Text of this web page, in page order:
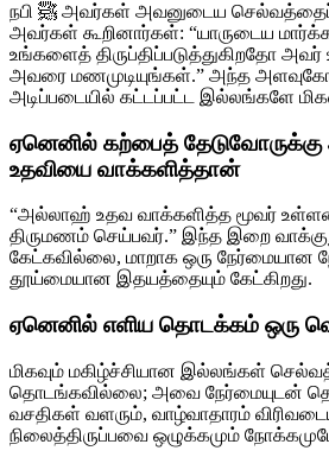
நபி ﷺ அவர்கள் அவனுடைய செல்வத்தைப் பார் என்று கூறவில்லை;
அவர்கள் கூறினார்கள்: “யாருடைய
உங்களைத் திருப்திப்படுத்துகிறதோ
அவரை மணமுடியுங்கள்.” அந்த
அடிப்படையில் கட்டப்பட்ட இல்லங்களே
ஏனெனில் கற்பைத்
உதவியை வாக்களித்தான்
“அல்லாஹ் உதவ வாக்களித்த மூவர்
திருமணம் செய்பவர்.” இந்த இறை
கேட்கவில்லை, மாறாக ஒரு நேர்மையான
தூய்மையான இதயத்தையும் கேட்கிறது.
ஏனெனில் எளிய தொடக்கம் ஒரு
மிகவும் மகிழ்ச்சியான இல்லங்கள்
தொடங்கவில்லை; அவை நேர்மையுடன்
வசதிகள் வளரும், வாழ்வாதாரம்
நிலைத்திருப்பவை ஒழுக்கமும்